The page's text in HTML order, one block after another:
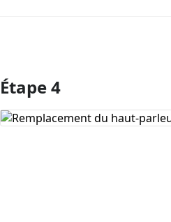
Ajouter un commentaire
Étape 4